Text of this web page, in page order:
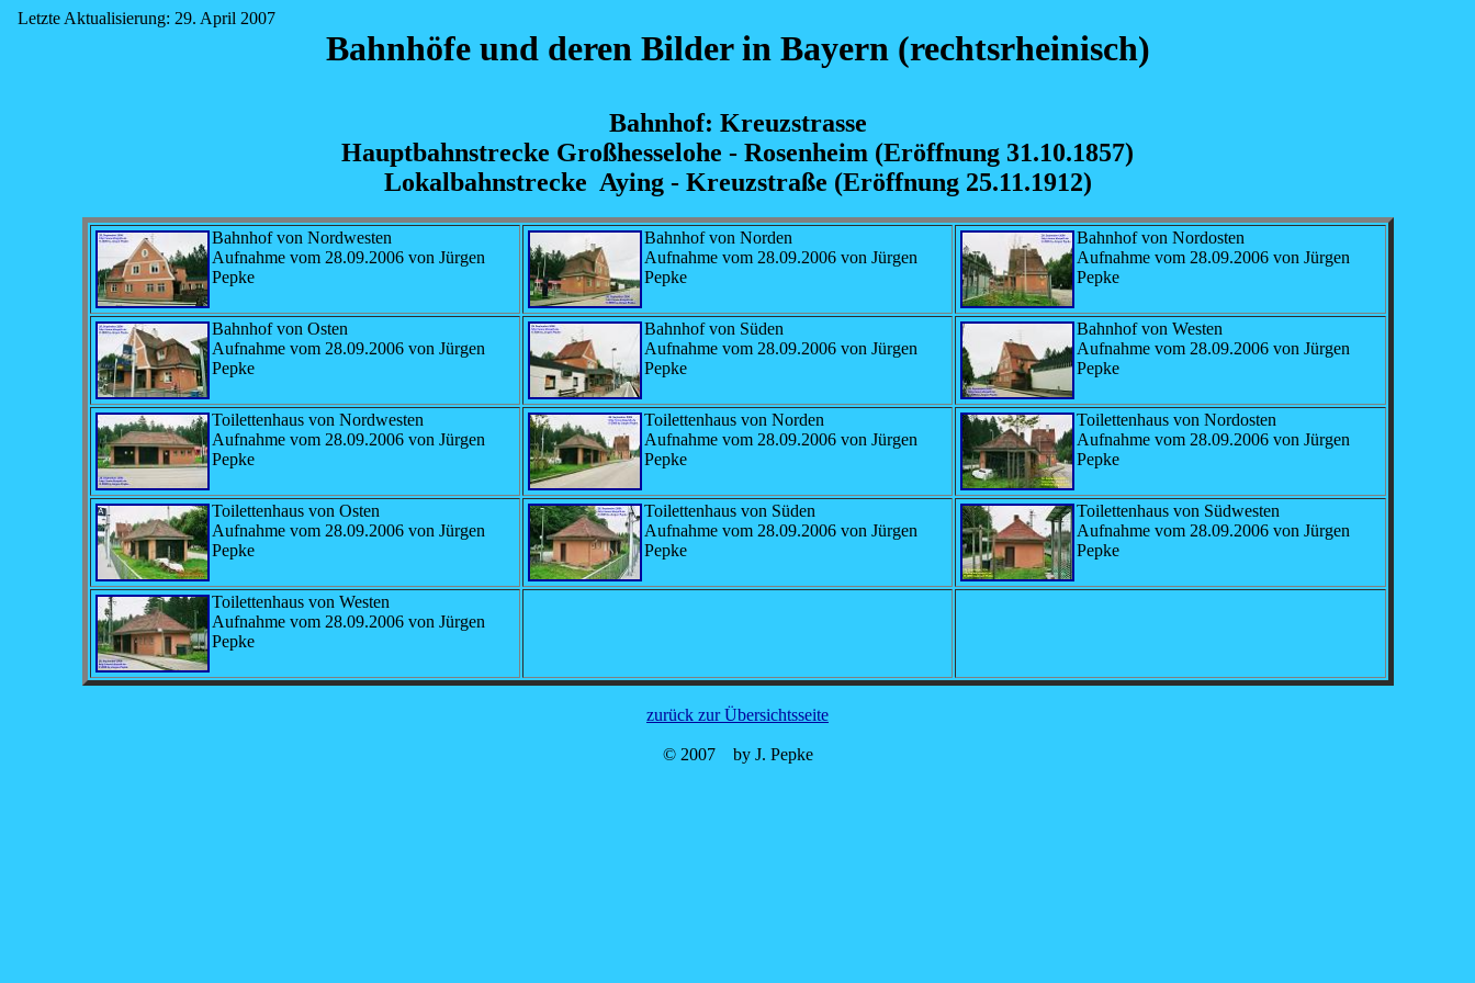
Letzte Aktualisierung: 29. April 2007
Bahnhöfe und deren Bilder in Bayern (rechtsrheinisch)
Bahnhof: Kreuzstrasse
Hauptbahnstrecke Großhesselohe - Rosenheim (Eröffnung 31.10.1857)
Lokalbahnstrecke Aying - Kreuzstraße (Eröffnung 25.11.1912)
Bahnhof von Nordwesten
Aufnahme vom 28.09.2006 von Jürgen
Pepke
Bahnhof von Norden
Aufnahme vom 28.09.2006 von Jürgen
Pepke
Bahnhof von Nordosten
Aufnahme vom 28.09.2006 von Jürgen
Pepke
Bahnhof von Osten
Aufnahme vom 28.09.2006 von Jürgen
Pepke
Bahnhof von Süden
Aufnahme vom 28.09.2006 von Jürgen
Pepke
Bahnhof von Westen
Aufnahme vom 28.09.2006 von Jürgen
Pepke
Toilettenhaus von Nordwesten
Aufnahme vom 28.09.2006 von Jürgen
Pepke
Toilettenhaus von Norden
Aufnahme vom 28.09.2006 von Jürgen
Pepke
Toilettenhaus von Nordosten
Aufnahme vom 28.09.2006 von Jürgen
Pepke
Toilettenhaus von Osten
Aufnahme vom 28.09.2006 von Jürgen
Pepke
Toilettenhaus von Süden
Aufnahme vom 28.09.2006 von Jürgen
Pepke
Toilettenhaus von Südwesten
Aufnahme vom 28.09.2006 von Jürgen
Pepke
Toilettenhaus von Westen
Aufnahme vom 28.09.2006 von Jürgen
Pepke
zurück zur Übersichtsseite
© 2007 by J. Pepke